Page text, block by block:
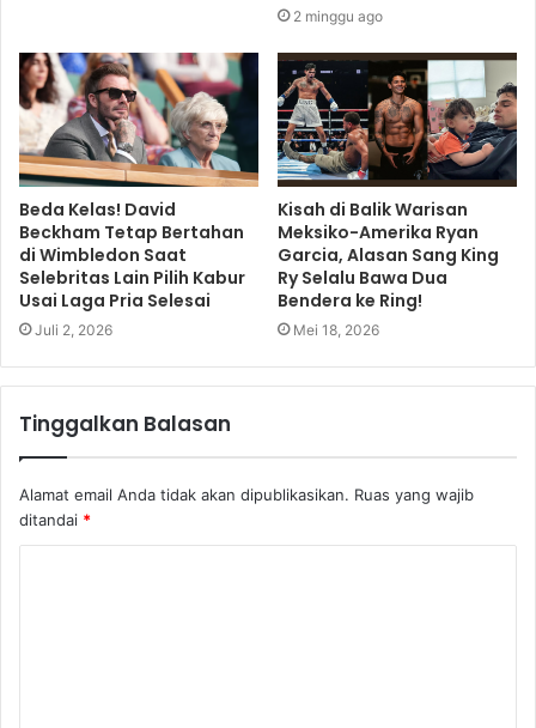
2 minggu ago
Beda Kelas! David
Beckham Tetap Bertahan
di Wimbledon Saat
Selebritas Lain Pilih Kabur
Usai Laga Pria Selesai
Juli 2, 2026
Kisah di Balik Warisan
Meksiko-Amerika Ryan
Garcia, Alasan Sang King
Ry Selalu Bawa Dua
Bendera ke Ring!
Mei 18, 2026
Tinggalkan Balasan
Alamat email Anda tidak akan dipublikasikan. Ruas yang wajib
ditandai *